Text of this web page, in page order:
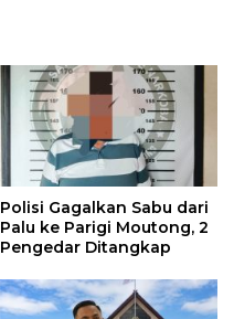
Polisi Gagalkan Sabu dari
Palu ke Parigi Moutong, 2
Pengedar Ditangkap